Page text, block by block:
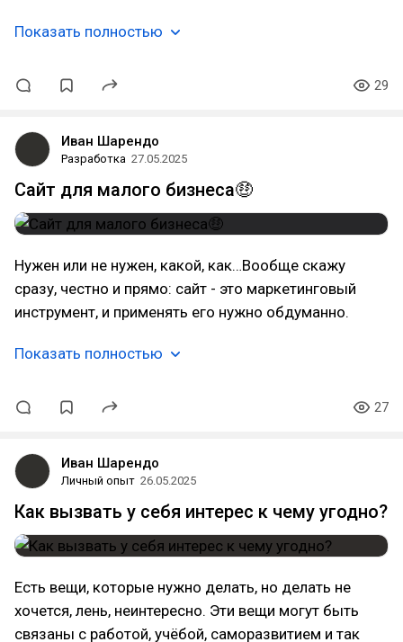
Показать полностью
29
Иван Шарендо
Разработка 27.05.2025
Сайт для малого бизнеса🤑
Нужен или не нужен, какой, как…Вообще скажу
сразу, честно и прямо: сайт - это маркетинговый
инструмент, и применять его нужно обдуманно.
Показать полностью
27
Иван Шарендо
Личный опыт 26.05.2025
Как вызвать у себя интерес к чему угодно?
Есть вещи, которые нужно делать, но делать не
хочется, лень, неинтересно. Эти вещи могут быть
связаны с работой, учёбой, саморазвитием и так